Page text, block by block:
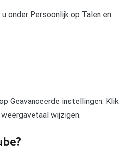
onder Persoonlijk op Talen en
Geavanceerde instellingen. Klik
wijzigen.